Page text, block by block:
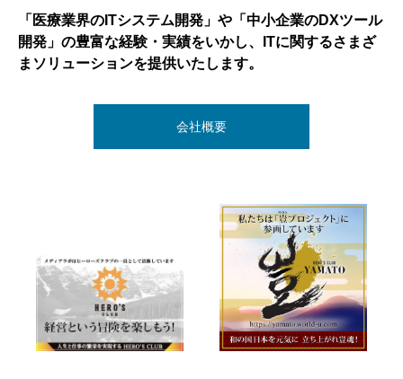
「医療業界のITシステム開発」や「中小企業のDXツール
開発」の豊富な経験・実績をいかし、ITに関するさまざ
まソリューションを提供いたします。
会社概要
アラボはITの技術を活用して会社の成長を支援いたしま
す。
企業理念
中小企業が力を合わせて事業・社会貢献活動を進めてい
くことが重要です。これからも、企業が社会に貢献する
場として、人を育てる場として、次世代の日本をより良
めていきます。
メディアラボの歩み